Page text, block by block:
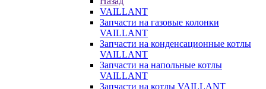
VAILLANT
Запчасти на газовые колонки
VAILLANT
Запчасти на конденсационные котлы
VAILLANT
Запчасти на напольные котлы
VAILLANT
Запчасти на котлы VAILLANT